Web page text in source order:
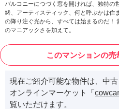
バルコニーにつづく窓を開ければ、独特の
緒、アーティスティック、何と呼ぶかは住
の降り注ぐ光から、すべては始まるのだ！
のマニアックさを加えて。
このマンションの売
現在ご紹介可能な物件は、中
オンラインマーケット「
覧いただけます。